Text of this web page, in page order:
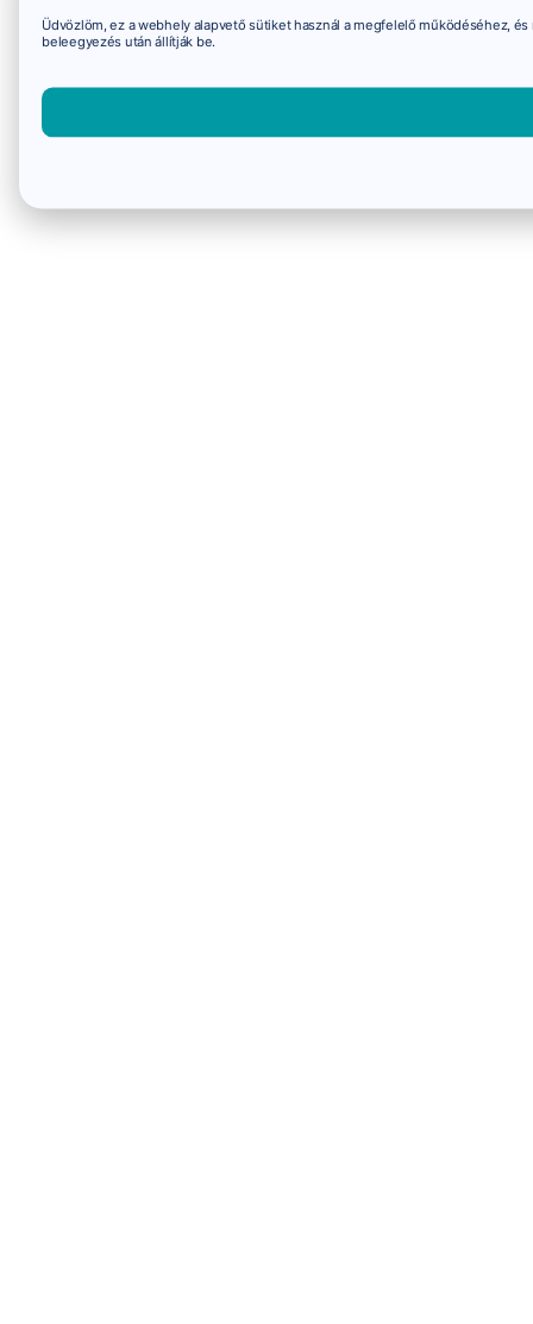
Üdvözlöm, ez a webhely alapvető sütiket használ a megfelelő működéséhez,
beleegyezés után állítják be.